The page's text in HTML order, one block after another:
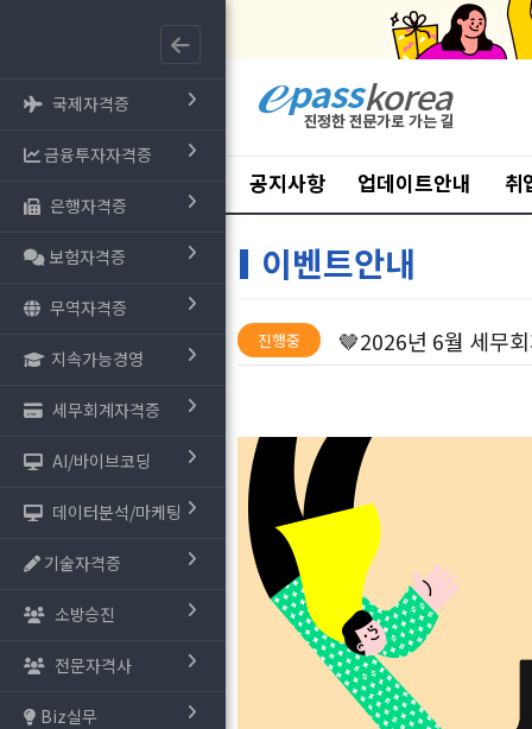
국제자격증
금융투자자격증
은행자격증
보험자격증
무역자격증
지속가능경영
세무회계자격증
AI/바이브코딩
데이터분석/마케팅
기술자격증
소방승진
전문자격사
Biz실무
공지사항 업데이트안내 취
이벤트안내
진행중 🤎2026년 6월 세무